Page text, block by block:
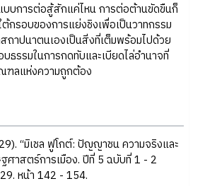
บบการต่อสู้สักแค่ไหน การต่อต้านขัดขืนก็
กรอบของการแย่งชิงเพื่อเป็นวาทกรรม
าปนาตนเองเป็นสิ่งที่เต็มพร้อมไปด้วย
ธรรมในการกดทับและเบียดไล่อำนาจที่
ฑลแห่งความถูกต้อง
“มิเชล ฟูโกต์: ปัญญาชน ความจริงและ
ฐศาสตร์การเมือง. ปีที่ 5 ฉบับที่ 1 - 2
หน้า 142 - 154.